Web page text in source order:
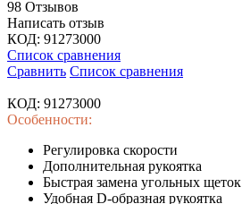
98 Отзывов
Написать отзыв
КОД: 91273000
Список сравнения
Сравнить Список сравнения
КОД: 91273000
Особенности:
Регулировка скорости
Дополнительная рукоятка
Быстрая замена угольных щеток
Удобная D-образная рукоятка